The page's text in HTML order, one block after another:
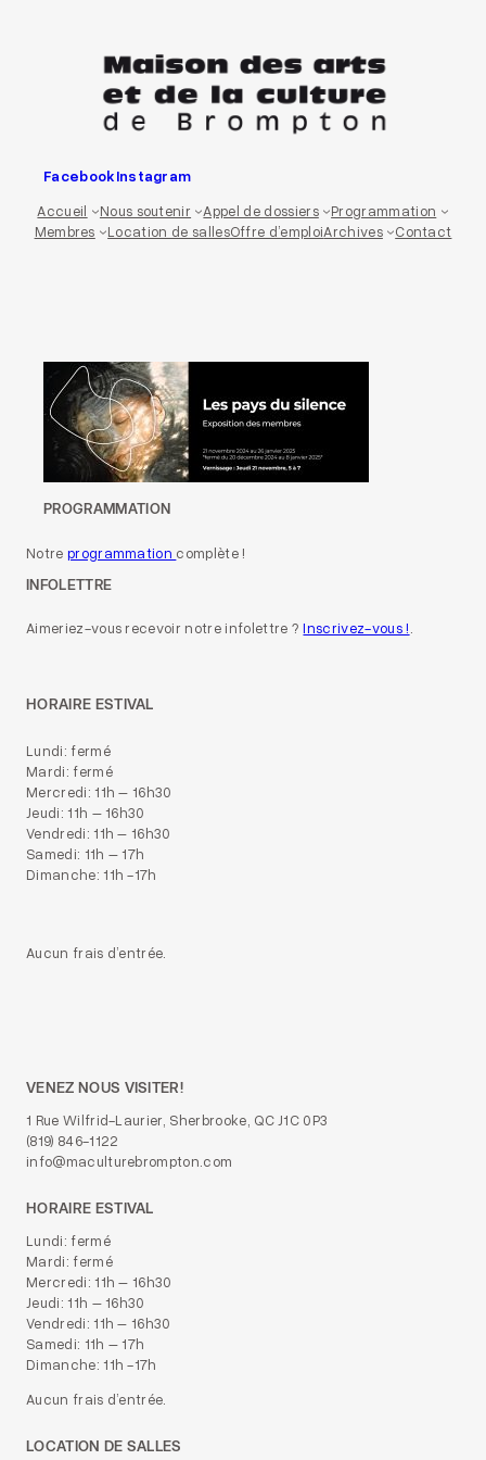
FacebookInstagram
Accueil
Nous soutenir Appel de dossiers
Programmation
Membres
Location de sallesOffre d’emploiArchives Contact
PROGRAMMATION
Notre programmation complète !
INFOLETTRE
Aimeriez-vous recevoir notre infolettre ?Inscrivez-vous !.
HORAIRE ESTIVAL
Lundi: fermé
Mardi: fermé
Mercredi: 11h – 16h30
Jeudi: 11h – 16h30
Vendredi: 11h – 16h30
Samedi: 11h – 17h
Dimanche: 11h -17h
Aucun frais d’entrée.
VENEZ NOUS VISITER!
1 Rue Wilfrid-Laurier, Sherbrooke, QC J1C 0P3
(819) 846-1122
info@maculturebrompton.com
HORAIRE ESTIVAL
Lundi: fermé
Mardi: fermé
Mercredi: 11h – 16h30
Jeudi: 11h – 16h30
Vendredi: 11h – 16h30
Samedi: 11h – 17h
Dimanche: 11h -17h
Aucun frais d’entrée.
LOCATION DE SALLES